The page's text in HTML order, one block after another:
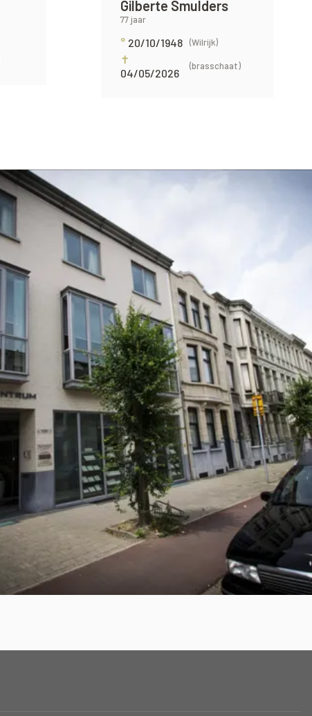
Gilberte Smulders
77 jaar
° 20/10/1948 (Wilrijk)
✝
04/05/2026
(brasschaat)